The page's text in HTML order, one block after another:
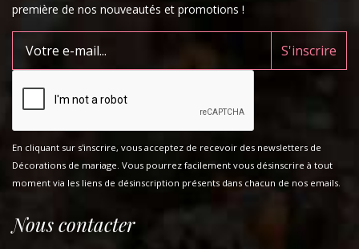
première de nos nouveautés et promotions !
En cliquant sur s'inscrire, vous acceptez de recevoir des newsletters de
Décorations de mariage. Vous pourrez facilement vous désinscrire à tout
moment via les liens de désinscription présents dans chacun de nos emails.
Nous contacter